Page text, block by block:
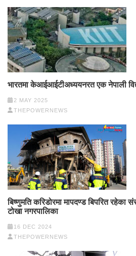
भारतमा केआईआईटीअध्ययनरत एक नेपाली
2 MAY 2025
THEPOWERNEWS
बिष्णुमति करिडोरमा मापदण्ड बिपरित रहेका
टोखा नगरपालिका
16 DEC 2024
THEPOWERNEWS